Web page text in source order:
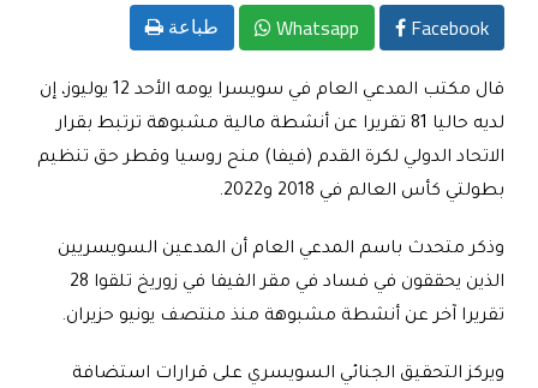
Facebook
Whatsapp طباعة
قال مكتب المدعي العام في سويسرا يومه الأحد 12 يوليوز، إن
لديه حاليا 81 تقريرا عن أنشطة مالية مشبوهة ترتبط بقرار
الاتحاد الدولي لكرة القدم (فيفا) منح روسيا وقطر حق تنظيم
بطولتي كأس العالم في 2018 و2022.
وذكر متحدث باسم المدعي العام أن المدعين السويسريين
الذين يحققون في فساد في مقر الفيفا في زوريخ تلقوا 28
تقريرا آخر عن أنشطة مشبوهة منذ منتصف يونيو حزيران.
ويركز التحقيق الجنائي السويسري على قرارات استضافة